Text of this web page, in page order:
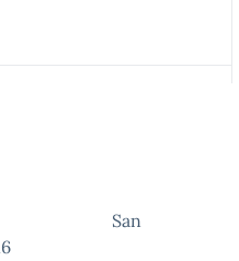
PON San